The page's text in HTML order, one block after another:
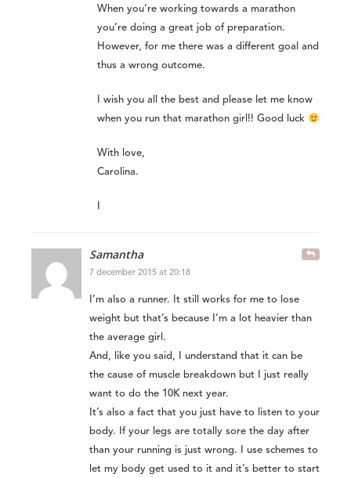
When you’re working towards a marathon
you’re doing a great job of preparation.
However, for me there was a different goal and
thus a wrong outcome.
I wish you all the best and please let me know
when you run that marathon girl!! Good luck
With love,
Carolina.
Samantha
7 december 2015 at 20:18
I’m also a runner. It still works for me to lose
weight but that’s because I’m a lot heavier than
the average girl.
And, like you said, I understand that it can be
the cause of muscle breakdown but I just really
want to do the 10K next year.
It’s also a fact that you just have to listen to your
body. If your legs are totally sore the day after
than your running is just wrong. I use schemes to
let my body get used to it and it’s better to start